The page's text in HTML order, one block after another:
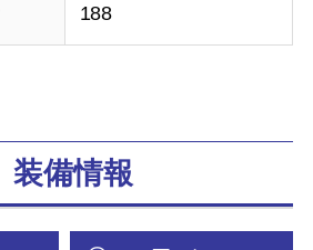
188
装備情報